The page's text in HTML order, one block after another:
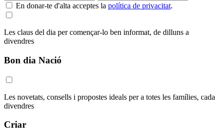
En donar-te d'alta acceptes la política de privacitat.
Les claus del dia per començar-lo ben informat, de dilluns a
divendres
Bon dia Nació
Les novetats, consells i propostes ideals per a totes les famílies, cada
divendres
Criar